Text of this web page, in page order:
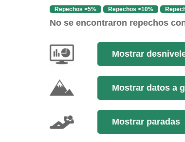
Repechos >5% Repechos >10%
No se encontraron repechos
Mostrar
Mostrar datos a
Mostrar paradas